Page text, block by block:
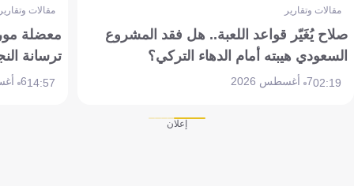
مقالات وتقارير
صلاح يُغَيّر قواعد اللعبة.. هل فقد المشروع
السعودي هيبته أمام الدهاء التركي؟
02:197 أغسطس 2026
مقالات
معضلة
ترسانة
14:576 أغسطس 2026
إعلان